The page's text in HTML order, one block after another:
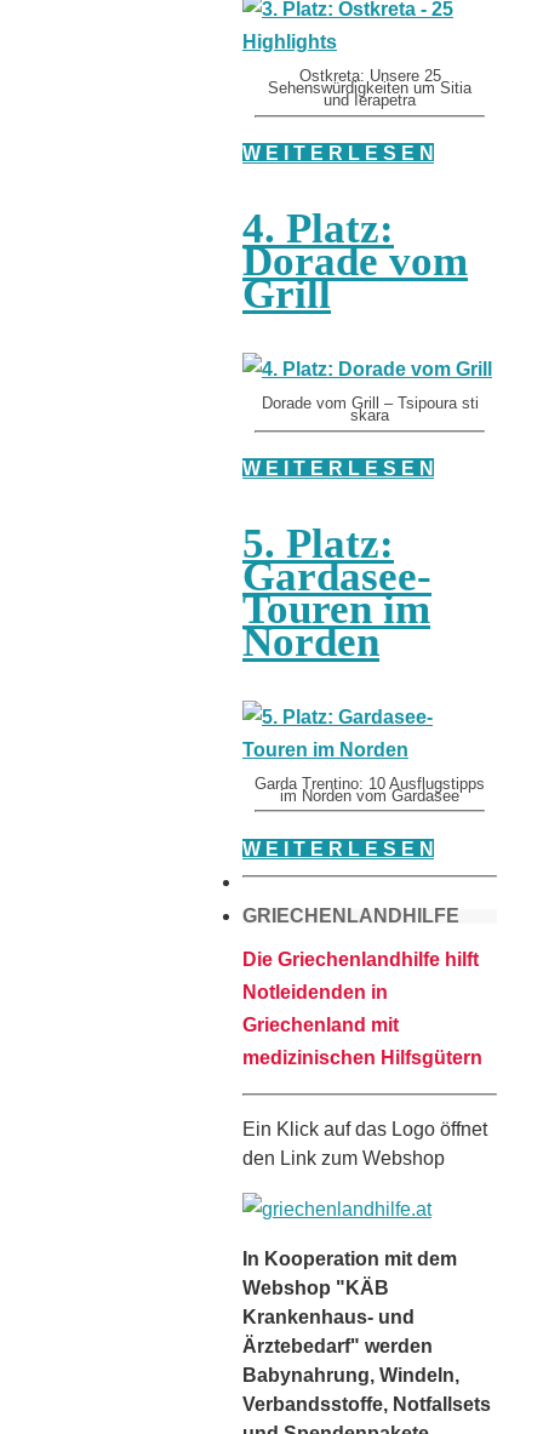
Ostkreta: Unsere 25
Sehenswürdigkeiten um Sitia
und Ierapetra
W E I T E R L E S E N
4. Platz:
Dorade vom
Grill
Dorade vom Grill – Tsipoura sti
skara
W E I T E R L E S E N
5. Platz:
Gardasee-
Touren im
Norden
Garda Trentino: 10 Ausflugstipps
im Norden vom Gardasee
W E I T E R L E S E N
GRIECHENLANDHILFE
Die Griechenlandhilfe hilft
Notleidenden in
Griechenland mit
medizinischen Hilfsgütern
Ein Klick auf das Logo öffnet
den Link zum Webshop
In Kooperation mit dem
Webshop "KÄB
Krankenhaus- und
Ärztebedarf" werden
Babynahrung, Windeln,
Verbandsstoffe, Notfallsets